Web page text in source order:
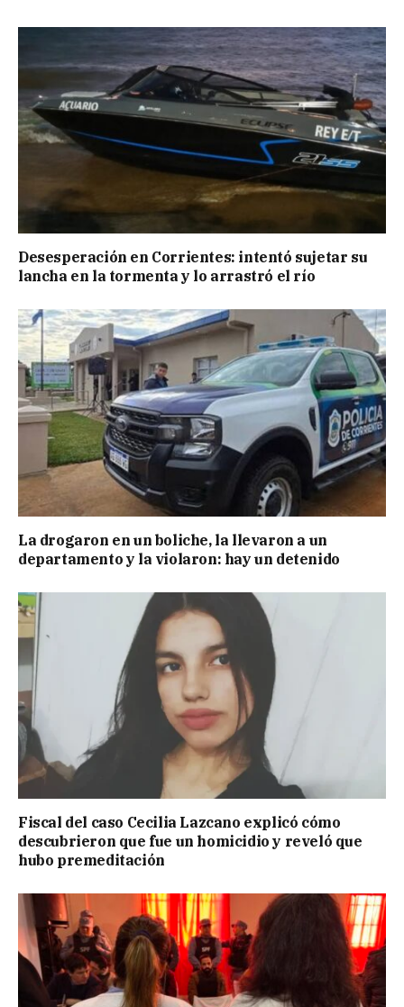
Desesperación en Corrientes: intentó sujetar su
lancha en la tormenta y lo arrastró el río
La drogaron en un boliche, la llevaron a un
departamento y la violaron: hay un detenido
Fiscal del caso Cecilia Lazcano explicó cómo
descubrieron que fue un homicidio y reveló que
hubo premeditación